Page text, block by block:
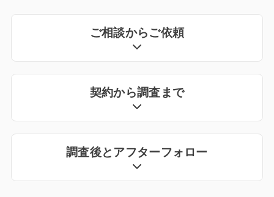
ご相談からご依頼
契約から調査まで
調査後とアフターフォロー